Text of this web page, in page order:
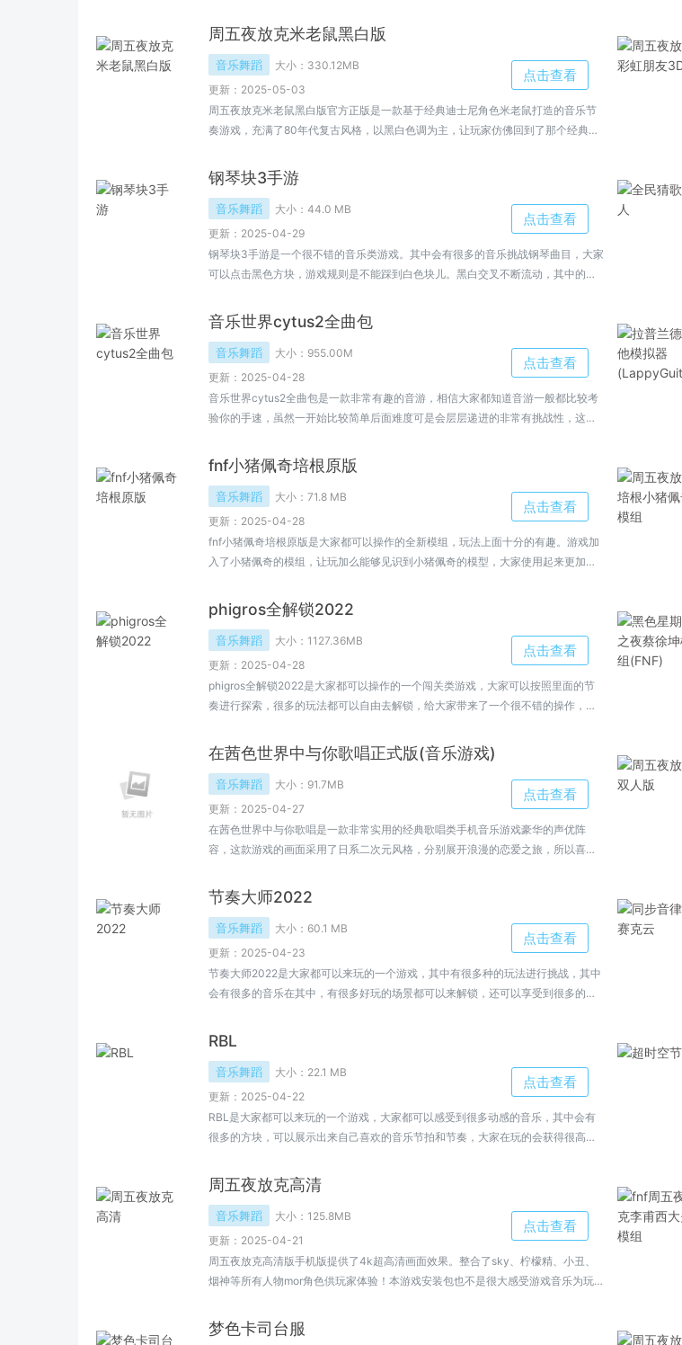
周五夜放克米老鼠黑白版
音乐舞蹈 大小： 330.12MB
更新：2025-05-03
点击查看
周五夜放克米老鼠黑白版官方正版是一款基于经典迪士尼角色米老鼠打造的音乐节
奏游戏，充满了80年代复古风格，以黑白色调为主，让玩家仿佛回到了那个经典的
家需要通过跳舞的方式收集音符，收集越多，得分就越高。游戏有多个关卡，每个
关卡都有不同的主题和难度。此外，周五夜放克米老鼠黑白
钢琴块3手游
音乐舞蹈 大小： 44.0 MB
更新：2025-04-29
点击查看
钢琴块3手游是一个很不错的音乐类游戏。其中会有很多的音乐挑战钢琴曲目，大家
可以点击黑色方块，游戏规则是不能踩到白色块儿。黑白交叉不断流动，其中的玩
音乐世界cytus2全曲包
音乐舞蹈 大小： 955.00M
更新：2025-04-28
点击查看
音乐世界cytus2全曲包是一款非常有趣的音游，相信大家都知道音游一般都比较考
验你的手速，虽然一开始比较简单后面难度可是会层层递进的非常有挑战性，这款
fnf小猪佩奇培根原版
音乐舞蹈 大小： 71.8 MB
更新：2025-04-28
点击查看
fnf小猪佩奇培根原版是大家都可以操作的全新模组，玩法上面十分的有趣。游戏加
入了小猪佩奇的模组，让玩加么能够见识到小猪佩奇的模型，大家使用起来更加愉
phigros全解锁2022
音乐舞蹈 大小： 1127.36MB
更新：2025-04-28
点击查看
phigros全解锁2022是大家都可以操作的一个闯关类游戏，大家可以按照里面的节
奏进行探索，很多的玩法都可以自由去解锁，给大家带来了一个很不错的操作，喜
在茜色世界中与你歌唱正式版(音乐游戏)
音乐舞蹈 大小： 91.7MB
更新：2025-04-27
点击查看
在茜色世界中与你歌唱是一款非常实用的经典歌唱类手机音乐游戏豪华的声优阵
容，这款游戏的画面采用了日系二次元风格，分别展开浪漫的恋爱之旅，所以喜欢
节奏大师2022
音乐舞蹈 大小： 60.1 MB
更新：2025-04-23
点击查看
节奏大师2022是大家都可以来玩的一个游戏，其中有很多种的玩法进行挑战，其中
会有很多的音乐在其中，有很多好玩的场景都可以来解锁，还可以享受到很多的音
RBL
音乐舞蹈 大小： 22.1 MB
更新：2025-04-22
点击查看
RBL是大家都可以来玩的一个游戏，大家都可以感受到很多动感的音乐，其中会有
很多的方块，可以展示出来自己喜欢的音乐节拍和节奏，大家在玩的会获得很高的
周五夜放克高清
音乐舞蹈 大小： 125.8MB
更新：2025-04-21
点击查看
周五夜放克高清版手机版提供了4k超高清画面效果。整合了sky、柠檬精、小丑、
烟神等所有人物mor角色供玩家体验！本游戏安装包也不是很大感受游戏音乐为玩
同的奖励，周五夜放克高清提供了各种不同的音乐类型，整个过程尤其的放松。
梦色卡司台服